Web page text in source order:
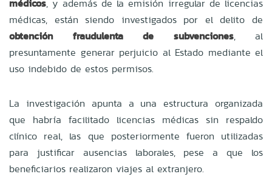
médicos, y además de la emisión irregular de licencias
médicas, están siendo investigados por el delito de
obtención fraudulenta de subvenciones, al
presuntamente generar perjuicio al Estado mediante el
uso indebido de estos permisos.
La investigación apunta a una estructura organizada
que habría facilitado licencias médicas sin respaldo
clínico real, las que posteriormente fueron utilizadas
para justificar ausencias laborales, pese a que los
beneficiarios realizaron viajes al extranjero.